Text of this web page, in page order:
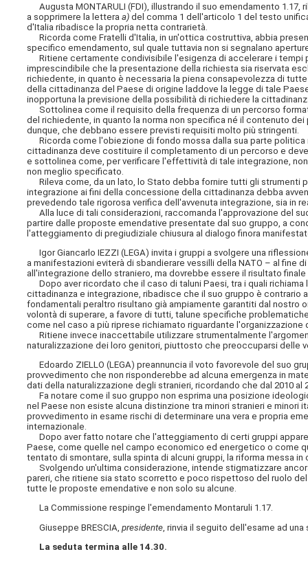
Augusta MONTARULI (FDI), illustrando il suo emendamento
a sopprimere la letteraa) del comma 1 dell'articolo 1 del testo
d'Italia ribadisce la propria netta contrarietà.
Ricorda come Fratelli d'Italia, in un'ottica costruttiva, abbia
specifico emendamento, sul quale tuttavia non si segnalano
Ritiene certamente condivisibile l'esigenza di accelerare i tempi
imprescindibile che la presentazione della richiesta sia riservata
richiedente, in quanto è necessaria la piena consapevolezza di
della cittadinanza del Paese di origine laddove la legge di tale
inopportuna la previsione della possibilità di richiedere la
Sottolinea come il requisito della frequenza di un percorso
del richiedente, in quanto la norma non specifica né il contenuto
dunque, che debbano essere previsti requisiti molto più stringenti.
Ricorda come l'obiezione di fondo mossa dalla sua parte politica
cittadinanza deve costituire il completamento di un percorso e
e sottolinea come, per verificare l'effettività di tale integrazione,
non meglio specificato.
Rileva come, da un lato, lo Stato debba fornire tutti gli strumenti
integrazione ai fini della concessione della cittadinanza debba
prevedendo tale rigorosa verifica dell'avvenuta integrazione, sia in
Alla luce di tali considerazioni, raccomanda l'approvazione del
partire dalle proposte emendative presentate dal suo gruppo, a
l'atteggiamento di pregiudiziale chiusura al dialogo finora
Igor Giancarlo IEZZI (LEGA) invita i gruppi a svolgere una
a manifestazioni eviterà di sbandierare vessilli della NATO – al
all'integrazione dello straniero, ma dovrebbe essere il risultato
Dopo aver ricordato che il caso di taluni Paesi, tra i quali
cittadinanza e integrazione, ribadisce che il suo gruppo è contrario
fondamentali peraltro risultano già ampiamente garantiti dal nostro
volontà di superare, a favore di tutti, talune specifiche
come nel caso a più riprese richiamato riguardante
Ritiene invece inaccettabile utilizzare strumentalmente
naturalizzazione dei loro genitori, piuttosto che preoccuparsi delle
Edoardo ZIELLO (LEGA) preannuncia il voto favorevole del suo
provvedimento che non risponderebbe ad alcuna emergenza in
dati della naturalizzazione degli stranieri, ricordando che dal 2010
Fa notare come il suo gruppo non esprima una posizione
nel Paese non esiste alcuna distinzione tra minori stranieri e
provvedimento in esame rischi di determinare una vera e propria
internazionale.
Dopo aver fatto notare che l'atteggiamento di certi gruppi
Paese, come quelle nel campo economico ed energetico o come
tentato di smontare, sulla spinta di alcuni gruppi, la riforma messa
Svolgendo un'ultima considerazione, intende stigmatizzare
pareri, che ritiene sia stato scorretto e poco rispettoso del ruolo
tutte le proposte emendative e non solo su alcune.
La Commissione respinge l'emendamento Montaruli 1.17.
Giuseppe BRESCIA,presidente , rinvia il seguito dell'esame ad
La seduta termina alle 14.30.